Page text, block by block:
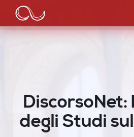
contenuto
principale
Main
navigation
degli Studi